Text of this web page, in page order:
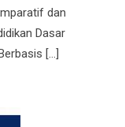
dan
Dasar
[…]